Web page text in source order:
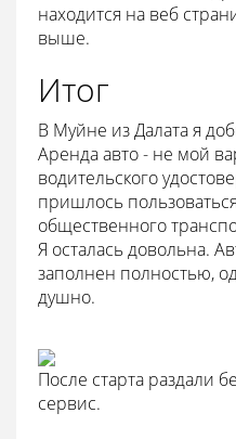
находится на веб
выше.
Итог
В Муйне из Далата я
Аренда авто - не мой
водительского
пришлось
общественного
Я осталась довольна.
заполнен полностью,
душно.
После старта раздали
сервис.